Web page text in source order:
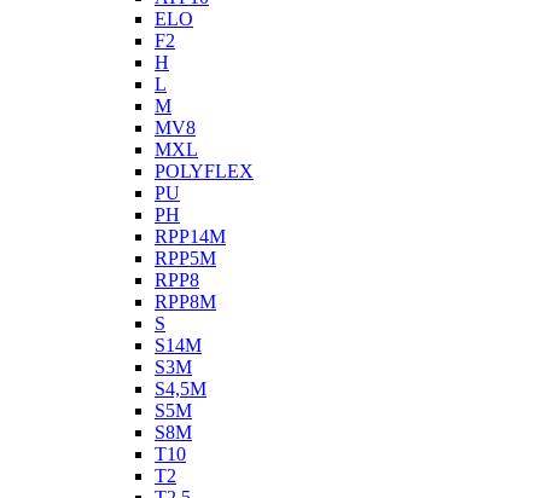
ELO
F2
H
L
M
MV8
MXL
POLYFLEX
PU
PH
RPP14M
RPP5M
RPP8
RPP8M
S
S14M
S3M
S4,5M
S5M
S8M
T10
T2